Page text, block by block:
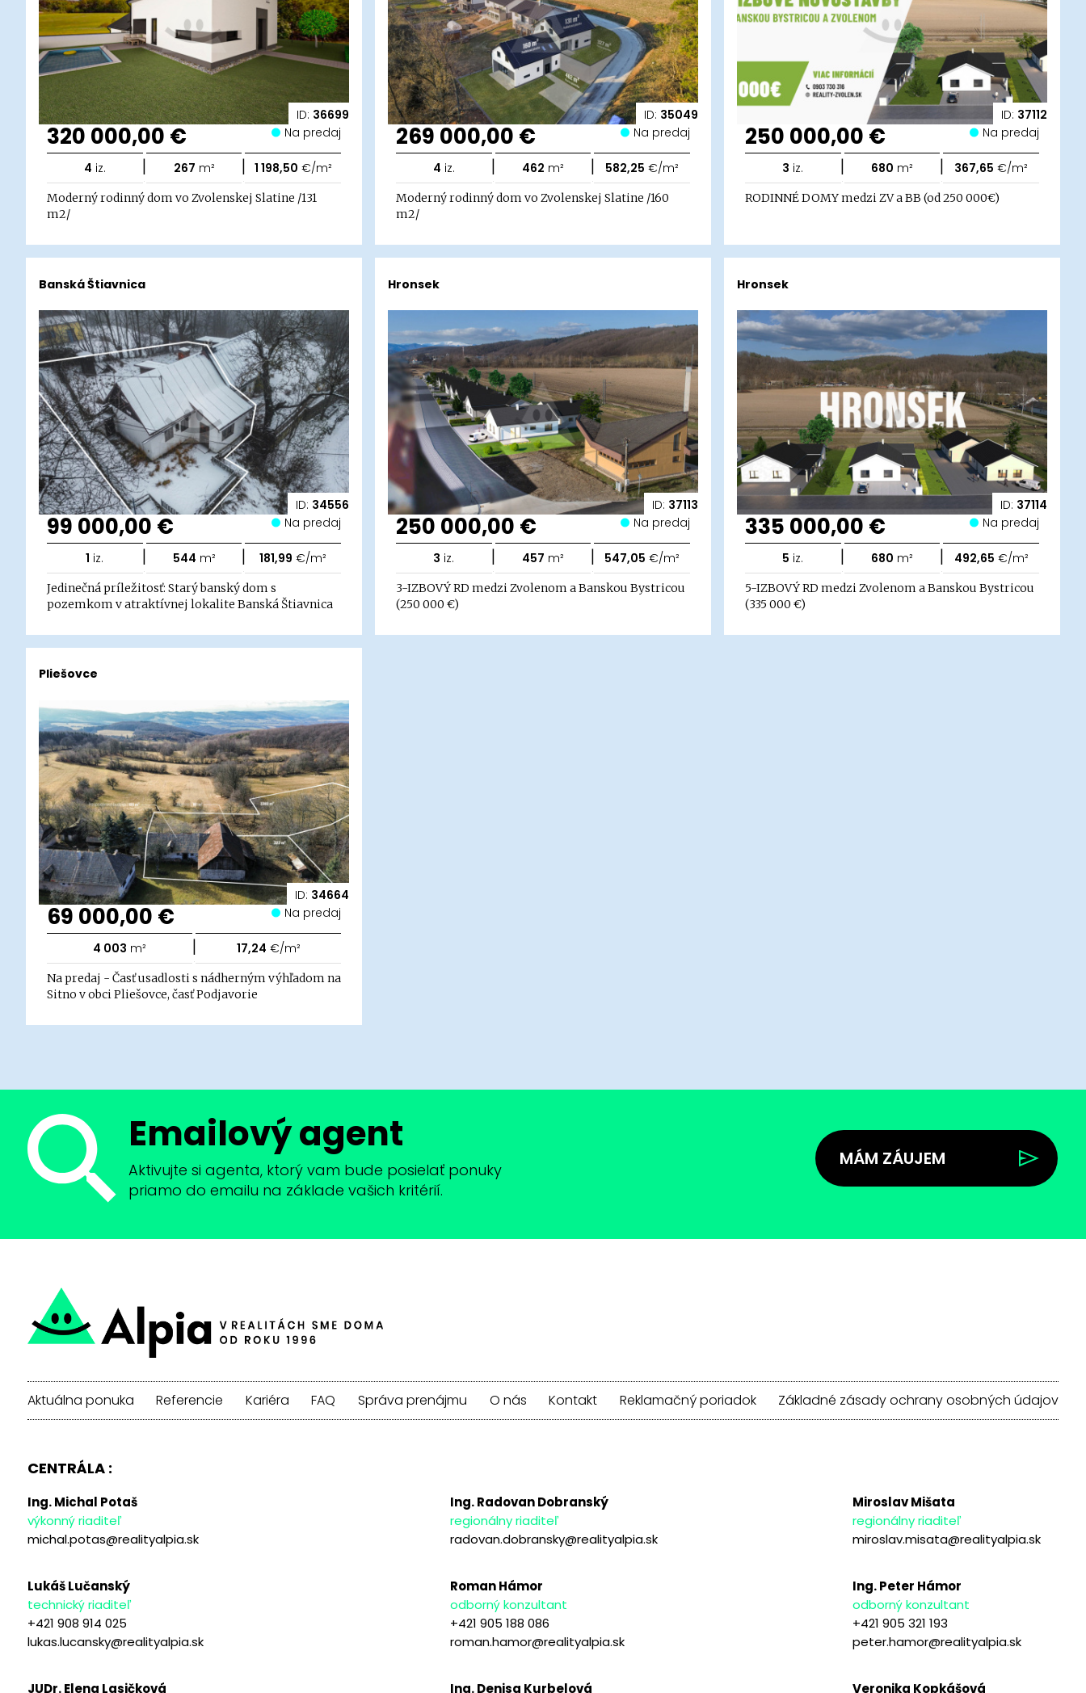
ID: 36699
320 000,00 € Na predaj
4 iz. | 267 m² | 1 198,50 €/m²
Moderný rodinný dom vo Zvolenskej Slatine /131
m2/
ID: 35049
269 000,00 € Na predaj
4 iz. | 462 m² | 582,25 €/m²
Moderný rodinný dom vo Zvolenskej Slatine /160
m2/
ID: 37112
250 000,00 € Na predaj
3 iz. | 680 m² | 367,65 €/m²
RODINNÉ DOMY medzi ZV a BB (od 250 000€)
ID: 34556
Banská Štiavnica
99 000,00 € Na predaj
1 iz. | 544 m² | 181,99 €/m²
Jedinečná príležitosť: Starý banský dom s
pozemkom v atraktívnej lokalite Banská Štiavnica
ID: 37113
Hronsek
250 000,00 € Na predaj
3 iz. | 457 m² | 547,05 €/m²
3-IZBOVÝ RD medzi Zvolenom a Banskou Bystricou
(250 000 €)
ID: 37114
Hronsek
335 000,00 € Na predaj
5 iz. | 680 m² | 492,65 €/m²
5-IZBOVÝ RD medzi Zvolenom a Banskou Bystricou
(335 000 €)
ID: 34664
Pliešovce
69 000,00 € Na predaj
4 003 m² | 17,24 €/m²
Na predaj - Časť usadlosti s nádherným výhľadom na
Sitno v obci Pliešovce, časť Podjavorie
Emailový agent
Aktivujte si agenta, ktorý vam bude posielať ponuky
priamo do emailu na základe vašich kritérií.
MÁM ZÁUJEM
Aktuálna ponuka Referencie Kariéra FAQ Správa prenájmu O nás Kontakt Reklamačný poriadok Základné zásady ochrany osobných údajov
CENTRÁLA :
Ing. Michal Potaš
výkonný riaditeľ
michal.potas@realityalpia.sk
Ing. Radovan Dobranský
regionálny riaditeľ
radovan.dobransky@realityalpia.sk
Miroslav Mišata
regionálny riaditeľ
miroslav.misata@realityalpia.sk
Lukáš Lučanský
technický riaditeľ
+421 908 914 025
lukas.lucansky@realityalpia.sk
Roman Hámor
odborný konzultant
+421 905 188 086
roman.hamor@realityalpia.sk
Ing. Peter Hámor
odborný konzultant
+421 905 321 193
peter.hamor@realityalpia.sk
JUDr. Elena Lasičková Ing. Denisa Kurbelová Veronika Kopkášová